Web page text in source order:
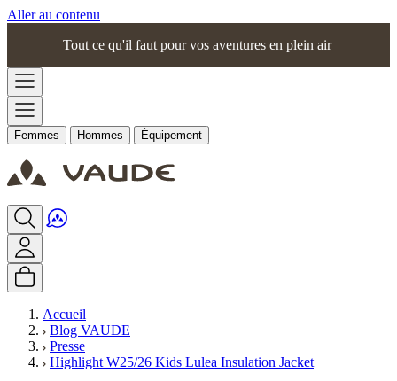
Aller au contenu
Tout ce qu'il faut pour vos aventures en plein air
Femmes Hommes Équipement
Accueil
Blog VAUDE
Presse
Highlight W25/26 Kids Lulea Insulation Jacket